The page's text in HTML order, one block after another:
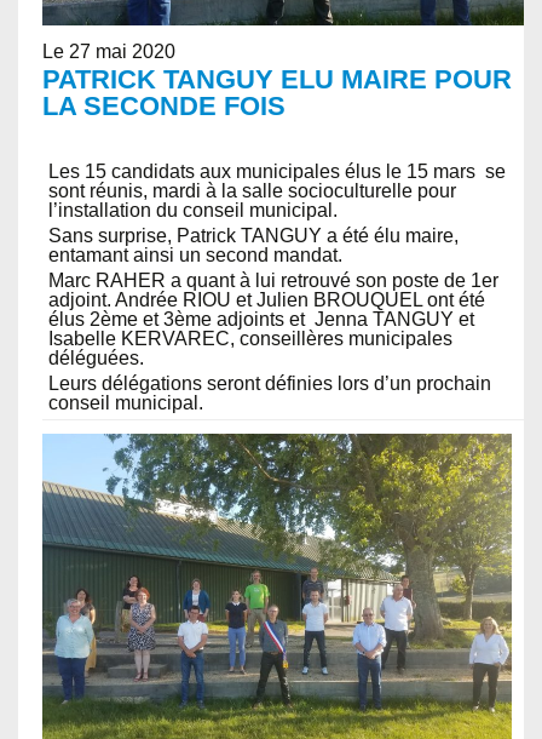
Le 27 mai 2020
PATRICK TANGUY ELU MAIRE POUR
LA SECONDE FOIS
Les 15 candidats aux municipales élus le 15 mars se
sont réunis, mardi à la salle socioculturelle pour
l’installation du conseil municipal.
Sans surprise, Patrick TANGUY a été élu maire,
entamant ainsi un second mandat.
Marc RAHER a quant à lui retrouvé son poste de 1er
adjoint. Andrée RIOU et Julien BROUQUEL ont été
élus 2ème et 3ème adjoints et Jenna TANGUY et
Isabelle KERVAREC, conseillères municipales
déléguées.
Leurs délégations seront définies lors d’un prochain
conseil municipal.